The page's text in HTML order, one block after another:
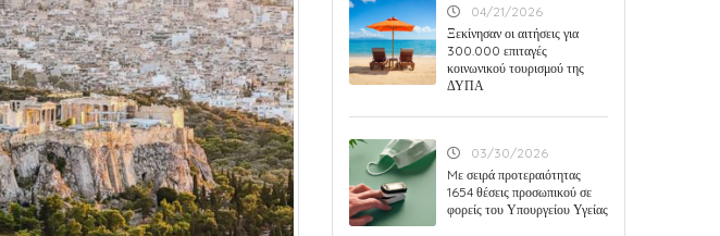
04/21/2026
Ξεκίνησαν οι αιτήσεις για
300.000 επιταγές
κοινωνικού τουρισμού της
ΔΥΠΑ
03/30/2026
Mε σειρά προτεραιότητας
1654 θέσεις προσωπικού σε
φορείς του Υπουργείου Υγείας